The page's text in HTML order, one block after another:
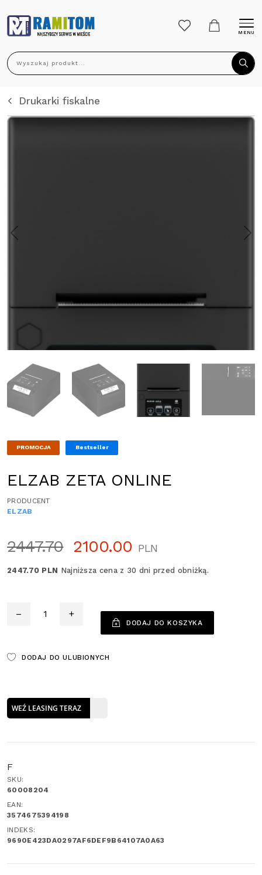
Wyszukaj produkt...
MENU
Drukarki fiskalne
PROMOCJA Bestseller
ELZAB ZETA ONLINE
PRODUCENT
ELZAB
2447.70 2100.00 PLN
2447.70 PLN Najniższa cena z 30 dni przed obniżką.
– +
DODAJ DO KOSZYKA
DODAJ DO ULUBIONYCH
WEŹ LEASING TERAZ
F
SKU:
60008204
EAN:
3574675394198
INDEKS:
9690E423DA0297AF6DEF9B64107A0A63